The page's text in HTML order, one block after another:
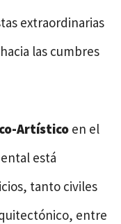
extraordinarias
las cumbres
Artístico en el
está
tanto civiles
entre